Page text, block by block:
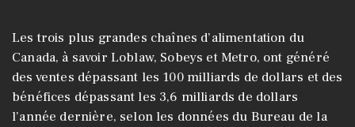
Les trois plus grandes chaînes d’alimentation du
Canada, à savoir Loblaw, Sobeys et Metro, ont généré
des ventes dépassant les 100 milliards de dollars et des
bénéfices dépassant les 3,6 milliards de dollars
l’année dernière, selon les données du Bureau de la